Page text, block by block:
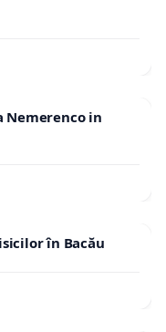
Nemerenco in
în Bacău